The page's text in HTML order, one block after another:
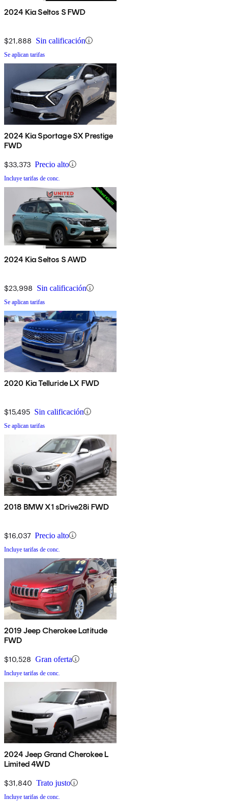
2024 Kia Seltos S FWD
$21,888 Sin calificación
Se aplican tarifas
2024 Kia Sportage SX Prestige
FWD
$33,373 Precio alto
Incluye tarifas de conc.
2024 Kia Seltos S AWD
$23,998 Sin calificación
Se aplican tarifas
2020 Kia Telluride LX FWD
$15,495 Sin calificación
Se aplican tarifas
2018 BMW X1 sDrive28i FWD
$16,037 Precio alto
Incluye tarifas de conc.
2019 Jeep Cherokee Latitude
FWD
$10,528 Gran oferta
Incluye tarifas de conc.
2024 Jeep Grand Cherokee L
Limited 4WD
$31,840 Trato justo
Incluye tarifas de conc.